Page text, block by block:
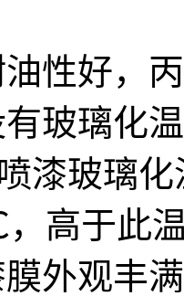
性好，
玻璃化
漆玻璃
高于此
外观丰